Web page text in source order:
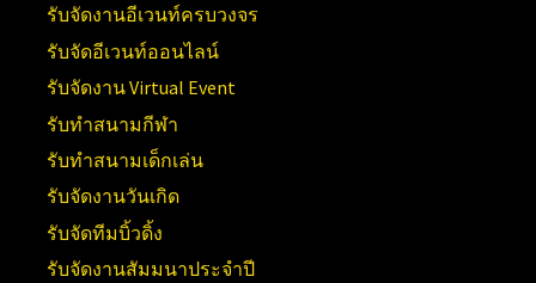
รับจัดงานอีเวนท์ครบวงจร
รับจัดอีเวนท์ออนไลน์
รับจัดงาน Virtual Event
รับทำสนามกีฬา
รับทำสนามเด็กเล่น
รับจัดงานวันเกิด
รับจัดทีมบิ้วดิ้ง
รับจัดงานสัมมนาประจำปี